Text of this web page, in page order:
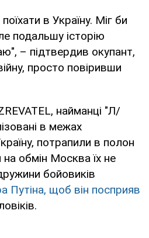
в Україну. Міг би
подальшу історію
– підтвердив окупант,
просто повіривши
найманці "Л/
в межах
потрапили в полон
обмін Москва їх не
бойовиків
Путіна, щоб він посприяв